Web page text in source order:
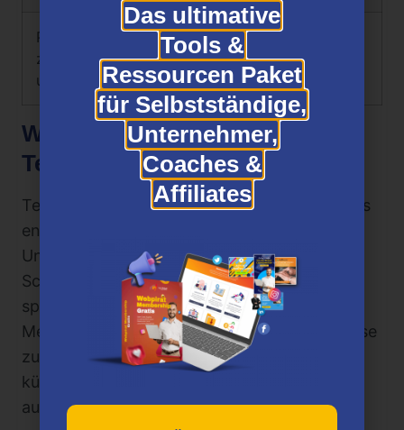
Praktische Anleitungen
zur Werkzeugauswahl
und -bedienung
Wer ist der Erfinder von
Textgenerator Booster?
Textgenerator Booster wurde von AI Mentors
entwickelt, einem renommierten
Unternehmen, das sich auf KI-basierte
Schreibwerkzeuge und Schulungen
spezialisiert hat. Das Expertenteam von AI
Mentors stellt wertvolle Ressourcen und Kurse
zur Verfügung, um das Potenzial der
künstlichen Intelligenz beim Schreiben voll
auszuschöpfen.
Das ultimative
Tools &
Ressourcen Paket
für Selbstständige,
Unternehmer,
Coaches &
Affiliates